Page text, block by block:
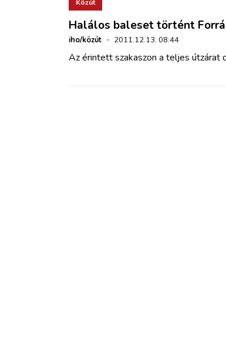
Közút
Halálos baleset történt
iho/közút · 2011.12.13. 08:44
Az érintett szakaszon a teljes